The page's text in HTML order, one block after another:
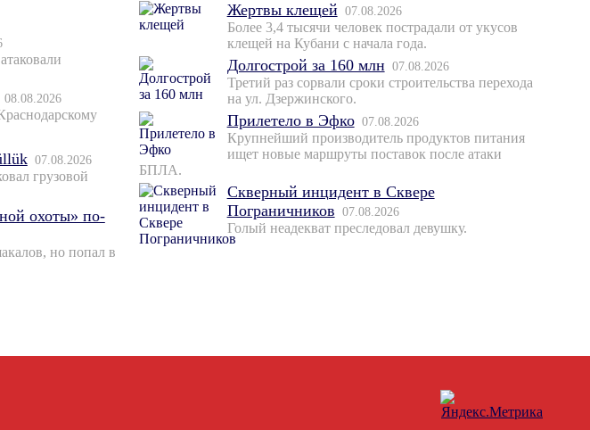
08.08.2026
07.08.2026
грузовой
охоты» по-
но попал в
Жертвы клещей 07.08.2026
Более 3,4 тысячи человек пострадали от укусов
клещей на Кубани с начала года.
Долгострой за 160 млн 07.08.2026
Третий раз сорвали сроки строительства перехода
на ул. Дзержинского.
Прилетело в Эфко 07.08.2026
Крупнейший производитель продуктов питания
ищет новые маршруты поставок после атаки
БПЛА.
Скверный инцидент в Сквере
Пограничников 07.08.2026
Голый неадекват преследовал девушку.